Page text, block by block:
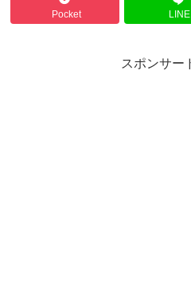
Pocket LINE
スポンサー